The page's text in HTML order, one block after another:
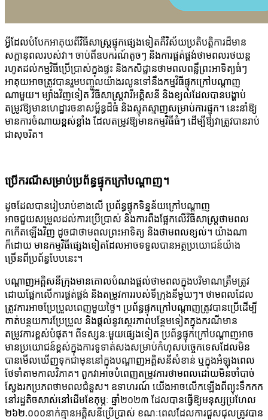
អ្វីដែលបំបែកអាគុយពីវិធីសាស្ត្រផ្ទុកផ្សេងទៀតគឺវិស័យប្រតិបត្តិការដ៏មាន
សក្តានុពលរបស់វា។ ចាប់ពីឧបករណ៍តូចៗ និងការផ្គត់ផ្គង់ថាមពលរថយន្ត
រហូតដល់កម្មវិធីប្រើប្រាស់ក្នុងផ្ទះ និងកសិដ្ឋានថាមពលពន្លឺព្រះអាទិត្យធំៗ
អាគុយអាចត្រូវបានរួមបញ្ចូលយ៉ាងរលូនទៅនឹងកម្មវិធីផ្ទុកក្រៅបណ្តាញ
ណាមួយ។ ម្យ៉ាងវិញទៀត វិធីសាស្ត្រវារីអគ្គិសនី និងខ្យល់ដែលបានបង្ហាប់
តម្រូវឱ្យមានហេដ្ឋារចនាសម្ព័ន្ធដ៏ធំ និងស្មុគស្មាញសម្រាប់ការផ្ទុក។ នេះនាំឱ្យ
មានការចំណាយខ្ពស់ខ្លាំង ដែលតម្រូវឱ្យមានកម្មវិធីធំៗ ដើម្បីឱ្យវាត្រូវបានរាប់
ជាសុចរិត។
ប្រើករណីសម្រាប់ប្រព័ន្ធផ្ទុកក្រៅបណ្តាញ។
ដូចដែលបានរៀបរាប់ខាងលើ ប្រព័ន្ធផ្ទុកទិន្នន័យក្រៅបណ្តាញ
អាចជួយសម្រួលដល់ការប្រើប្រាស់ និងការពឹងផ្អែកលើវិធីសាស្ត្រថាមពល
កកើតឡើងវិញ ដូចជាថាមពលព្រះអាទិត្យ និងថាមពលខ្យល់។ យ៉ាងណា
ក៏ដោយ មានកម្មវិធីផ្សេងទៀតដែលអាចទទួលបានអត្ថប្រយោជន៍យ៉ាង
ច្រើនពីប្រព័ន្ធបែបនេះ។
បណ្តាញអគ្គិសនីក្រុងមានគោលបំណងផ្តល់ថាមពលក្នុងបរិមាណត្រឹមត្រូវ
ដោយផ្អែកលើការផ្គត់ផ្គង់ និងតម្រូវការរបស់ទីក្រុងនីមួយៗ។ ថាមពលដែល
ត្រូវការអាចប្រែប្រួលពេញមួយថ្ងៃ។ ប្រព័ន្ធផ្ទុកក្រៅបណ្តាញត្រូវបានប្រើដើម្បី
កាត់បន្ថយការប្រែប្រួល និងផ្តល់នូវស្ថេរភាពបន្ថែមទៀតក្នុងករណីមាន
តម្រូវការខ្ពស់បំផុត។ ពីទស្សនៈមួយផ្សេងទៀត ប្រព័ន្ធផ្ទុកក្រៅបណ្តាញអាច
មានប្រយោជន៍ខ្ពស់ក្នុងការទូទាត់សងសម្រាប់កំហុសបច្ចេកទេសដែលមិន
បានមើលឃើញទុកជាមុននៅក្នុងបណ្តាញអគ្គិសនីសំខាន់ ឬក្នុងអំឡុងពេល
ថែទាំតាមកាលវិភាគ។ ពួកវាអាចបំពេញតម្រូវការថាមពលដោយមិនចាំបាច់
ស្វែងរកប្រភពថាមពលជំនួស។ ឧទាហរណ៍ យើងអាចលើកឡើងពីព្យុះទឹកកក
នៅរដ្ឋតិចសាស់នៅដើមខែកុម្ភៈ ឆ្នាំ២០២៣ ដែលបានធ្វើឱ្យមនុស្សប្រហែល
២៦២.០០០នាក់គ្មានអគ្គិសនីប្រើប្រាស់ ខណៈពេលដែលការជួសជុលត្រូវបាន